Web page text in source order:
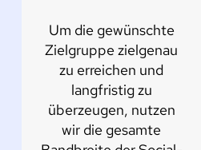
Um die gewünschte
Zielgruppe zielgenau
zu erreichen und
langfristig zu
überzeugen, nutzen
wir die gesamte